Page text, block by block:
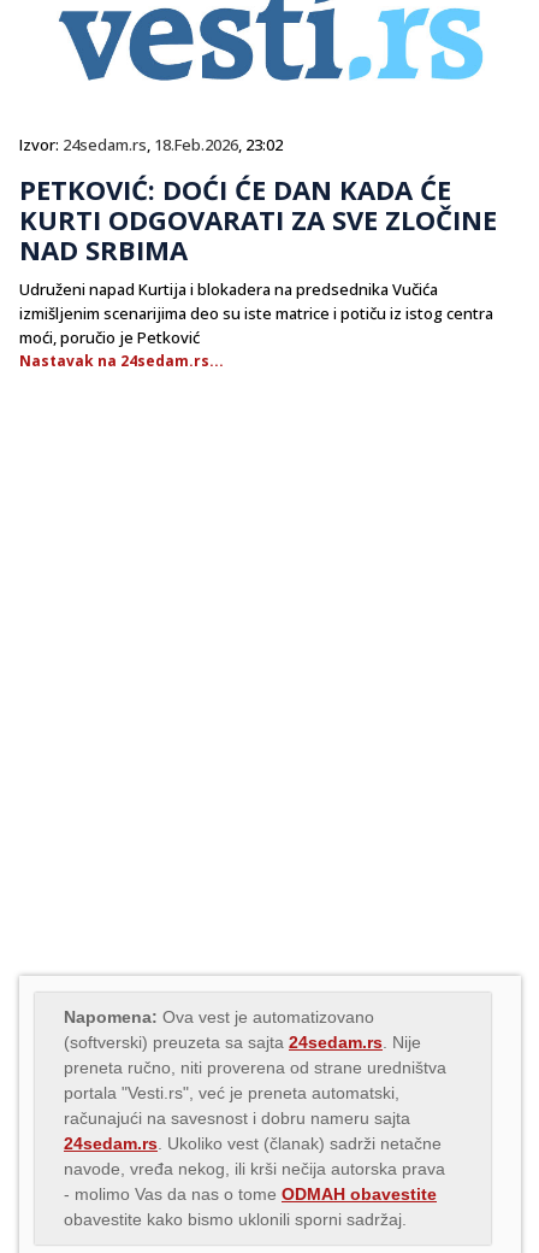
Izvor: 24sedam.rs, 18.Feb.2026, 23:02
PETKOVIĆ: DOĆI ĆE DAN KADA ĆE
KURTI ODGOVARATI ZA SVE ZLOČINE
NAD SRBIMA
Udruženi napad Kurtija i blokadera na predsednika Vučića
izmišljenim scenarijima deo su iste matrice i potiču iz istog centra
moći, poručio je Petković
Nastavak na 24sedam.rs...
Napomena: Ova vest je automatizovano
(softverski) preuzeta sa sajta 24sedam.rs . Nije
preneta ručno, niti proverena od strane uredništva
portala "Vesti.rs", već je preneta automatski,
računajući na savesnost i dobru nameru sajta
24sedam.rs . Ukoliko vest (članak) sadrži netačne
navode, vređa nekog, ili krši nečija autorska prava
- molimo Vas da nas o tome ODMAH obavestite
obavestite kako bismo uklonili sporni sadržaj.